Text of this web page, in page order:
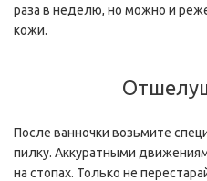
раза в неделю, но можно и
кожи.
После ванночки возьмите
пилку. Аккуратными
на стопах. Только не